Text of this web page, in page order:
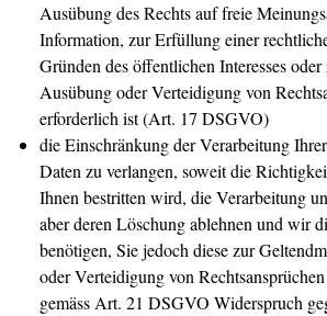
Ausübung des Rechts auf freie
Information, zur Erfüllung einer
Gründen des öffentlichen Interesses
Ausübung oder Verteidigung von
erforderlich ist (Art. 17 DSGVO)
die Einschränkung der Verarbeitung
Daten zu verlangen, soweit die
Ihnen bestritten wird, die Verarbeitung
aber deren Löschung ablehnen und wir
benötigen, Sie jedoch diese zur
oder Verteidigung von
gemäss Art. 21 DSGVO Widerspruch